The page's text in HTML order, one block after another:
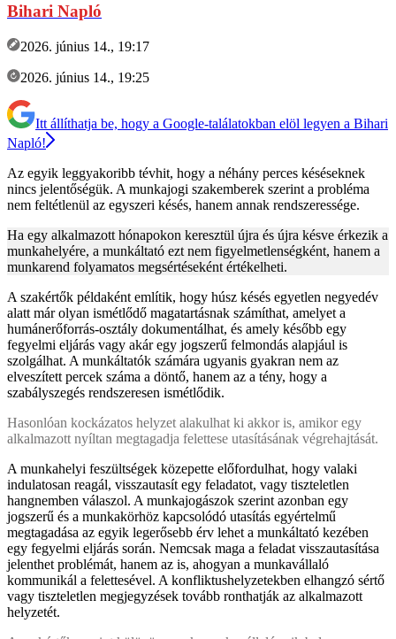
Bihari Napló
2026. június 14., 19:17
2026. június 14., 19:25
Itt állíthatja be, hogy a Google-találatokban elöl legyen a Bihari
Napló!
Az egyik leggyakoribb tévhit, hogy a néhány perces késéseknek
nincs jelentőségük. A munkajogi szakemberek szerint a probléma
nem feltétlenül az egyszeri késés, hanem annak rendszeressége.
Ha egy alkalmazott hónapokon keresztül újra és újra késve érkezik a
munkahelyére, a munkáltató ezt nem figyelmetlenségként, hanem a
munkarend folyamatos megsértéseként értékelheti.
A szakértők példaként említik, hogy húsz késés egyetlen negyedév
alatt már olyan ismétlődő magatartásnak számíthat, amelyet a
humánerőforrás-osztály dokumentálhat, és amely később egy
fegyelmi eljárás vagy akár egy jogszerű felmondás alapjául is
szolgálhat. A munkáltatók számára ugyanis gyakran nem az
elveszített percek száma a döntő, hanem az a tény, hogy a
szabályszegés rendszeresen ismétlődik.
Hasonlóan kockázatos helyzet alakulhat ki akkor is, amikor egy
alkalmazott nyíltan megtagadja felettese utasításának végrehajtását.
A munkahelyi feszültségek közepette előfordulhat, hogy valaki
indulatosan reagál, visszautasít egy feladatot, vagy tiszteletlen
hangnemben válaszol. A munkajogászok szerint azonban egy
jogszerű és a munkakörhöz kapcsolódó utasítás egyértelmű
megtagadása az egyik legerősebb érv lehet a munkáltató kezében
egy fegyelmi eljárás során. Nemcsak maga a feladat visszautasítása
jelenthet problémát, hanem az is, ahogyan a munkavállaló
kommunikál a felettesével. A konfliktushelyzetekben elhangzó sértő
vagy tiszteletlen megjegyzések tovább ronthatják az alkalmazott
helyzetét.